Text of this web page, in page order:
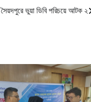
সৈয়দপুরে ভুয়া ডিবি পরিচয়ে আটক ২